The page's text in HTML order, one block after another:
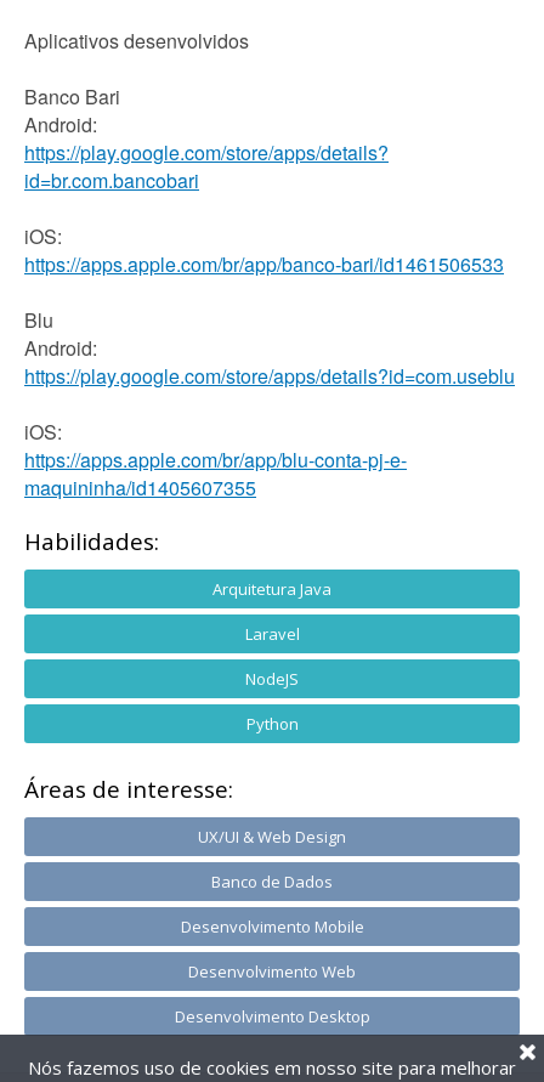
Aplicativos desenvolvidos
Banco Bari
Android:
https://play.google.com/store/apps/details?
id=br.com.bancobari
iOS:
https://apps.apple.com/br/app/banco-bari/id1461506533
Blu
Android:
https://play.google.com/store/apps/details?id=com.useblu
iOS:
https://apps.apple.com/br/app/blu-conta-pj-e-
maquininha/id1405607355
Habilidades:
Arquitetura Java
Laravel
NodeJS
Python
Áreas de interesse:
UX/UI & Web Design
Banco de Dados
Desenvolvimento Mobile
Desenvolvimento Web
Desenvolvimento Desktop
Nós fazemos uso de cookies em nosso site para melhorar